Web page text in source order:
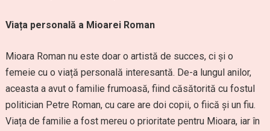
Viața personală a Mioarei Roman
Mioara Roman nu este doar o artistă de succes, ci și o
femeie cu o viață personală interesantă. De-a lungul anilor,
aceasta a avut o familie frumoasă, fiind căsătorită cu fostul
politician Petre Roman, cu care are doi copii, o fiică și un fiu.
Viața de familie a fost mereu o prioritate pentru Mioara, iar în